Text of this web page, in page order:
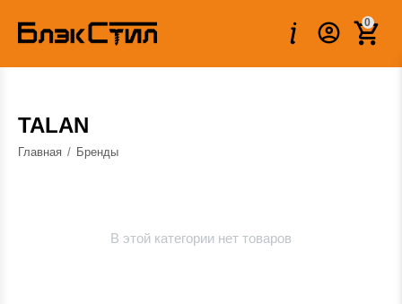
0
TALAN
Главная / Бренды
В этой категории нет товаров